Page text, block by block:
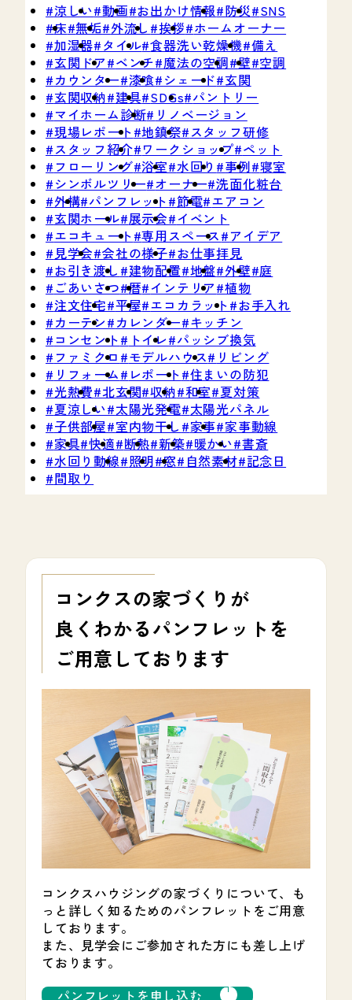
涼しい 動画 お出かけ情報 防災 SNS
床 無垢 外流し 挨拶 ホームオーナー
加湿器 タイル 食器洗い乾燥機 備え
玄関ドア ベンチ 魔法の空調 壁 空調
カウンター 漆喰 シェード 玄関
玄関収納 建具 SDGs パントリー
マイホーム診断
リノベージョン
現場レポート 地鎮祭 スタッフ研修
スタッフ紹介 ワークショップ ペット
フローリング 浴室 水回り 事例 寝室
シンボルツリー オーナー 洗面化粧台
外構 パンフレット 節電 エアコン
玄関ホール 展示会 イベント
エコキュート 専用スペース
アイデア
見学会 会社の様子 お仕事拝見
お引き渡し
建物配置 地盤 外壁 庭
ごあいさつ 暦 インテリア 植物
注文住宅 平屋 エコカラット
お手入れ
カーテン
カレンダー キッチン
コンセント
トイレ
パッシブ換気
ファミクロ
モデルハウス
リビング
リフォーム
レポート 住まいの防犯
光熱費 北玄関 収納 和室 夏対策
夏涼しい 太陽光発電 太陽光パネル
子供部屋 室内物干し 家事 家事動線
家具 快適 断熱 新築 暖かい 書斎
水回り動線 照明 窓 自然素材 記念日
間取り
コンクスの家づくりが
良くわかるパンフレットを
ご用意しております
コンクスハウジングの家づくりについて、も
っと詳しく知るためのパンフレットをご用意
しております。
また、見学会にご参加された方にも差し上げ
ております。
パンフレットを申し込む